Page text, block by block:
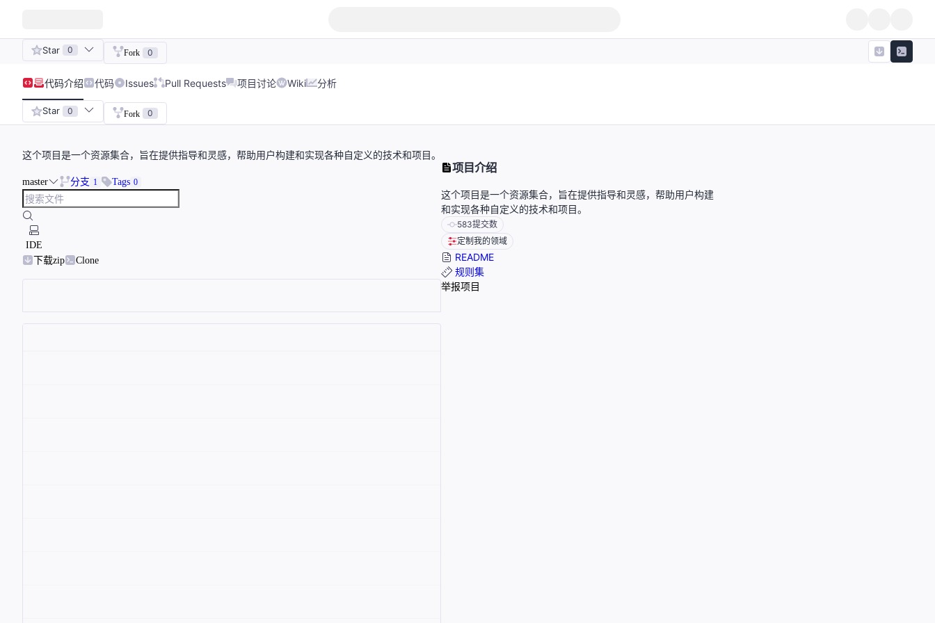
Star 0 Fork 0
代码介绍 代码 Issues Pull Requests 项目讨论 Wiki 分析
Star 0 Fork 0
这个项目是一个资源集合，旨在提供指导和灵感，帮助用户构建和实现各种自定义的技术和项目。
master 分支 1 Tags 0
IDE
下载zip
Clone
项目介绍
这个项目是一个资源集合，旨在提供指导和灵感，帮助用户构建
和实现各种自定义的技术和项目。
583提交数
定制我的领域
README
规则集
举报项目